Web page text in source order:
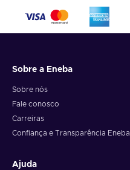
Sobre a Eneba
Sobre nós
Fale conosco
Carreiras
Confiança e Transparência Eneba
Ajuda